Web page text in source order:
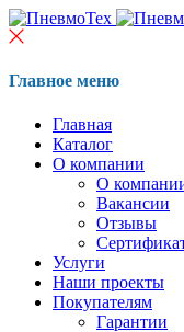
Главное меню
Главная
Каталог
О компании
О
Вакансии
Отзывы
Услуги
Наши проекты
Покупателям
Гарантии